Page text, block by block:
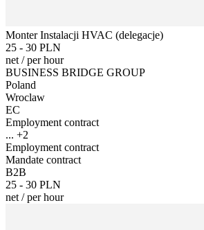
Monter Instalacji HVAC (delegacje)
25 - 30 PLN
net /per hour
BUSINESS BRIDGE GROUP
Poland
Wroclaw
EC
Employment contract
... +2
Employment contract
Mandate contract
B2B
25 - 30 PLN
net /per hour